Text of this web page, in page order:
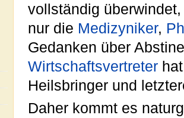
vollständig
nur die Medizyniker,
Gedanken über
Wirtschaftsvertreter
Heilsbringer und
Daher kommt es